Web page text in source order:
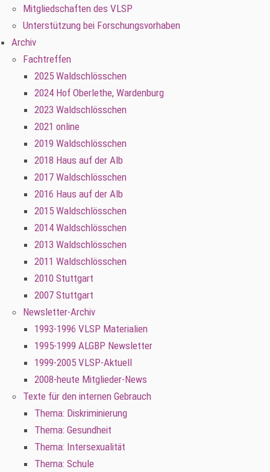
Mitgliedschaften des VLSP
Unterstützung bei Forschungsvorhaben
Archiv
Fachtreffen
2025 Waldschlösschen
2024 Hof Oberlethe, Wardenburg
2023 Waldschlösschen
2021 online
2019 Waldschlösschen
2018 Haus auf der Alb
2017 Waldschlösschen
2016 Haus auf der Alb
2015 Waldschlösschen
2014 Waldschlösschen
2013 Waldschlösschen
2011 Waldschlösschen
2010 Stuttgart
2007 Stuttgart
Newsletter-Archiv
1993-1996 VLSP Materialien
1995-1999 ALGBP Newsletter
1999-2005 VLSP-Aktuell
2008-heute Mitglieder-News
Texte für den internen Gebrauch
Thema: Diskriminierung
Thema: Gesundheit
Thema: Intersexualität
Thema: Schule